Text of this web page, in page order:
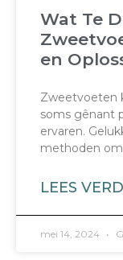
Wat Te
en
Zweetvoeten
soms gênant
ervaren.
methoden
LEES
mei 14, 2024